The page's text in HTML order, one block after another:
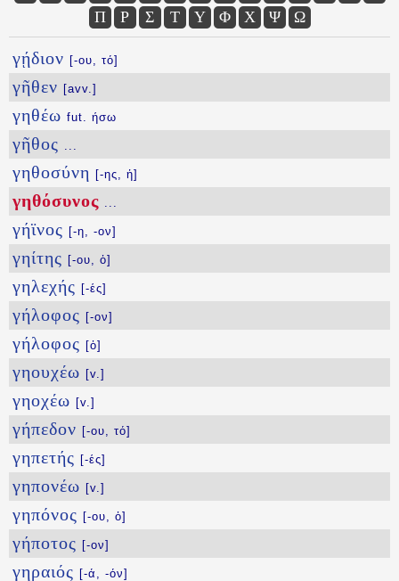
Π
Ρ Σ Τ Υ Φ Χ Ψ Ω
γῄδιον [-ου, τό]
γῆθεν [avv.]
γηθέω fut. ήσω
γῆθος ...
γηθοσύνη [-ης, ἡ]
γηθόσυνος ...
γήϊνος [-η, -ον]
γηίτης [-ου, ὁ]
γηλεχής [-ές]
γήλοφος [-ον]
γήλοφος [ὁ]
γηουχέω [v.]
γηοχέω [v.]
γήπεδον [-ου, τό]
γηπετής [-ές]
γηπονέω [v.]
γηπόνος [-ου, ὁ]
γήποτος [-ον]
γηραιός [-ά, -όν]